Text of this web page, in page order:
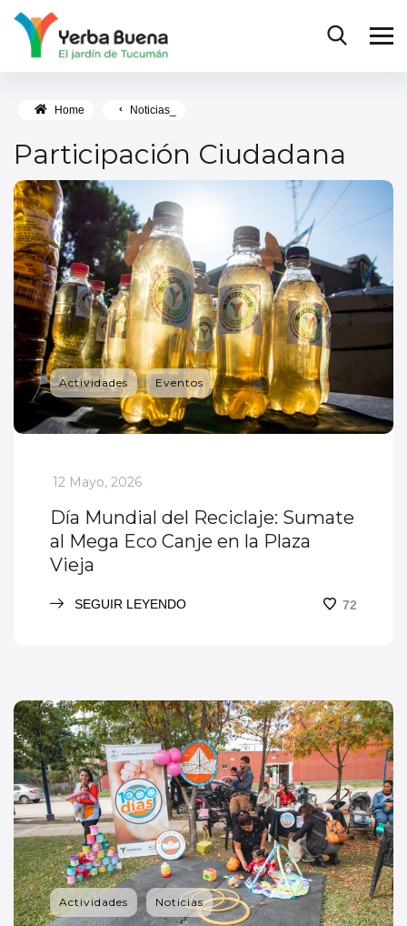
Home Noticias_
Participación Ciudadana
Actividades Eventos
_
12 Mayo, 2026
Día Mundial del Reciclaje: Sumate
al Mega Eco Canje en la Plaza
Vieja
SEGUIR LEYENDO 72
Actividades Noticias